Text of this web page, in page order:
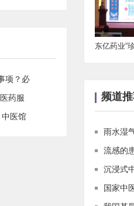
项？必
药服
医馆
东亿药业“
频道
雨水湿
流感的
沉浸式
国家中